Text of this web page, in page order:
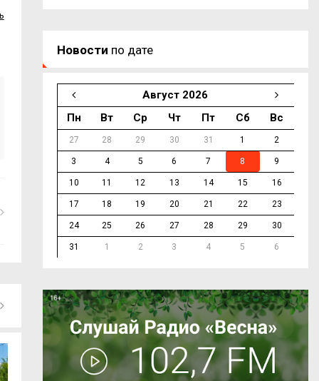
Новости по дате
Август 2026
Пн
Вт Ср Чт Пт Сб Вс
27 28 29 30 31 1 2
3 4 5 6 7 8 9
10 11 12 13 14 15 16
17 18 19 20 21 22 23
24 25 26 27 28 29 30
31 1 2 3 4 5 6